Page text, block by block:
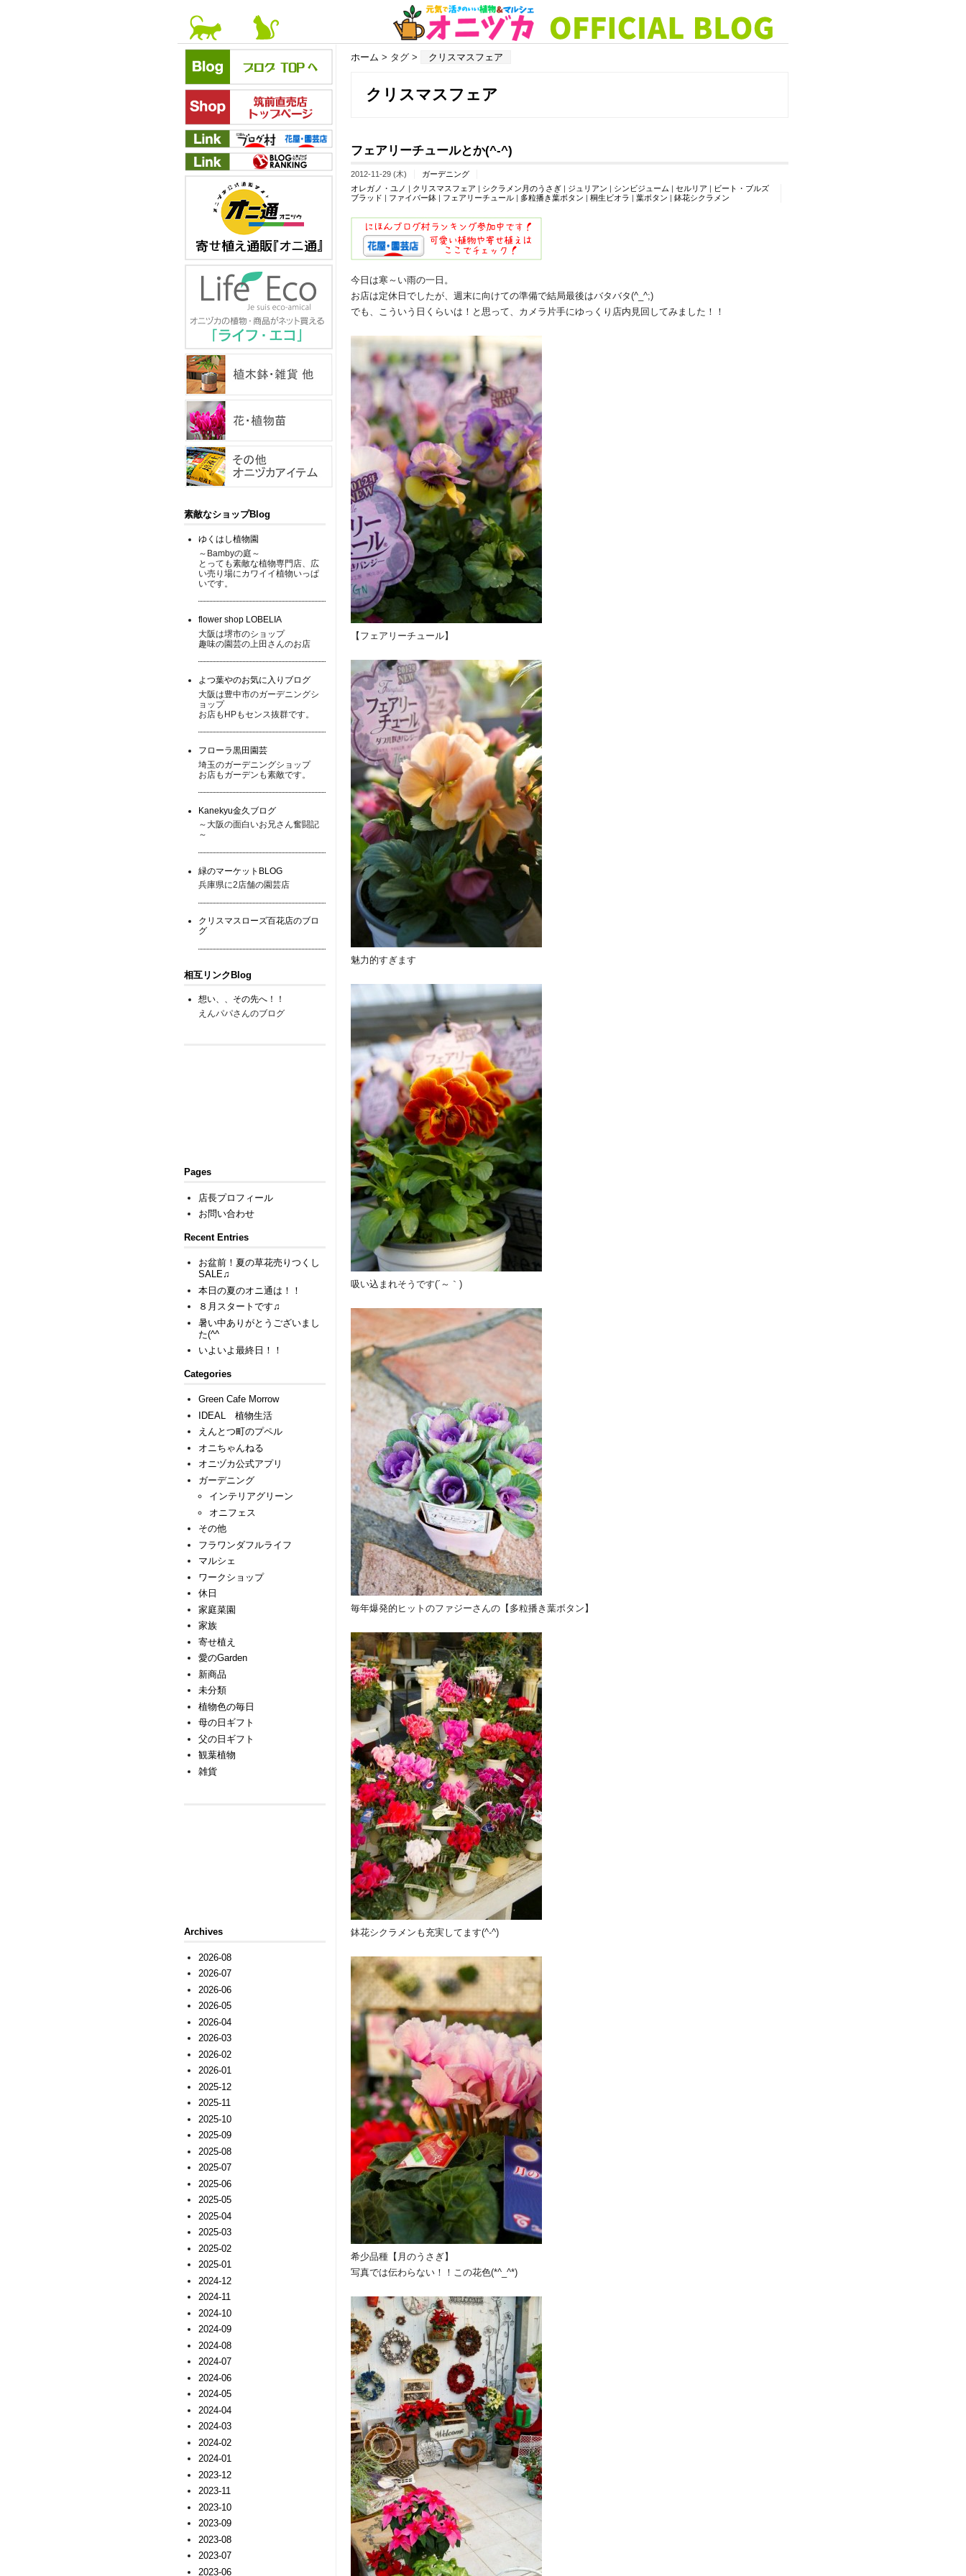
ホーム > タグ > クリスマスフェア
クリスマスフェア
フェアリーチュールとか(^-^)
2012-11-29 (木)
ガーデニング
オレガノ・ユノ | クリスマスフェア | シクラメン月のうさぎ | ジュリアン | シンビジューム | セルリア | ビート・ブルズ
ブラッド | ファイバー鉢 | フェアリーチュール | 多粒播き葉ボタン | 桐生ビオラ | 葉ボタン | 鉢花シクラメン
今日は寒～い雨の一日。
お店は定休日でしたが、週末に向けての準備で結局最後はバタバタ(^_^;)
でも、こういう日くらいは！と思って、カメラ片手にゆっくり店内見回してみました！！
【フェアリーチュール】
魅力的すぎます
吸い込まれそうです(´～｀)
毎年爆発的ヒットのファジーさんの【多粒播き葉ボタン】
鉢花シクラメンも充実してます(^-^)
希少品種【月のうさぎ】
写真では伝わらない！！この花色(*^_^*)
素敵なショップBlog
ゆくはし植物園
～Bambyの庭～
とっても素敵な植物専門店、広
い売り場にカワイイ植物いっぱ
いです。
flower shop LOBELIA
大阪は堺市のショップ
趣味の園芸の上田さんのお店
よつ葉やのお気に入りブログ
大阪は豊中市のガーデニングシ
ョップ
お店もHPもセンス抜群です。
フローラ黒田園芸
埼玉のガーデニングショップ
お店もガーデンも素敵です。
Kanekyu金久ブログ
～大阪の面白いお兄さん奮闘記
～
緑のマーケットBLOG
兵庫県に2店舗の園芸店
クリスマスローズ百花店のブロ
グ
相互リンクBlog
想い、、その先へ！！
えんパパさんのブログ
Pages
店長プロフィール
お問い合わせ
Recent Entries
お盆前！夏の草花売りつくし
SALE♫
本日の夏のオニ通は！！
８月スタートです♫
暑い中ありがとうございまし
た(^^ゞ
いよいよ最終日！！
Categories
Green Cafe Morrow
IDEAL 植物生活
えんとつ町のプペル
オニちゃんねる
オニヅカ公式アプリ
ガーデニング
インテリアグリーン
オニフェス
その他
フラワンダフルライフ
マルシェ
ワークショップ
休日
家庭菜園
家族
寄せ植え
愛のGarden
新商品
未分類
植物色の毎日
母の日ギフト
父の日ギフト
観葉植物
雑貨
Archives
2026-08
2026-07
2026-06
2026-05
2026-04
2026-03
2026-02
2026-01
2025-12
2025-11
2025-10
2025-09
2025-08
2025-07
2025-06
2025-05
2025-04
2025-03
2025-02
2025-01
2024-12
2024-11
2024-10
2024-09
2024-08
2024-07
2024-06
2024-05
2024-04
2024-03
2024-02
2024-01
2023-12
2023-11
2023-10
2023-09
2023-08
2023-07
2023-06